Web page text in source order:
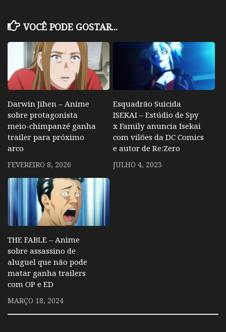
VOCÊ PODE GOSTAR...
Darwin Jihen – Anime
sobre protagonista
meio-chimpanzé ganha
trailer para próximo
arco
FEVEREIRO 8, 2026
Esquadrão Suicida
ISEKAI – Estúdio de Spy
x Family anuncia Isekai
com vilões da DC Comics
e autor de Re:Zero
JULHO 4, 2023
THE FABLE – Anime
sobre assassino de
aluguel que não pode
matar ganha trailers
com OP e ED
MARÇO 18, 2024